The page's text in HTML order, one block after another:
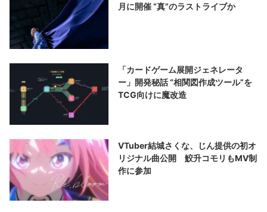
月に開催 “真”のラストライブか
「カードゲーム展開ジェネレータ
ー」開発秘話 “相関図作成ツール”を
TCG向けに魔改造
VTuber結城さくな、じん提供の初オ
リジナル曲公開 鮫升コモリもMV制
作に参加